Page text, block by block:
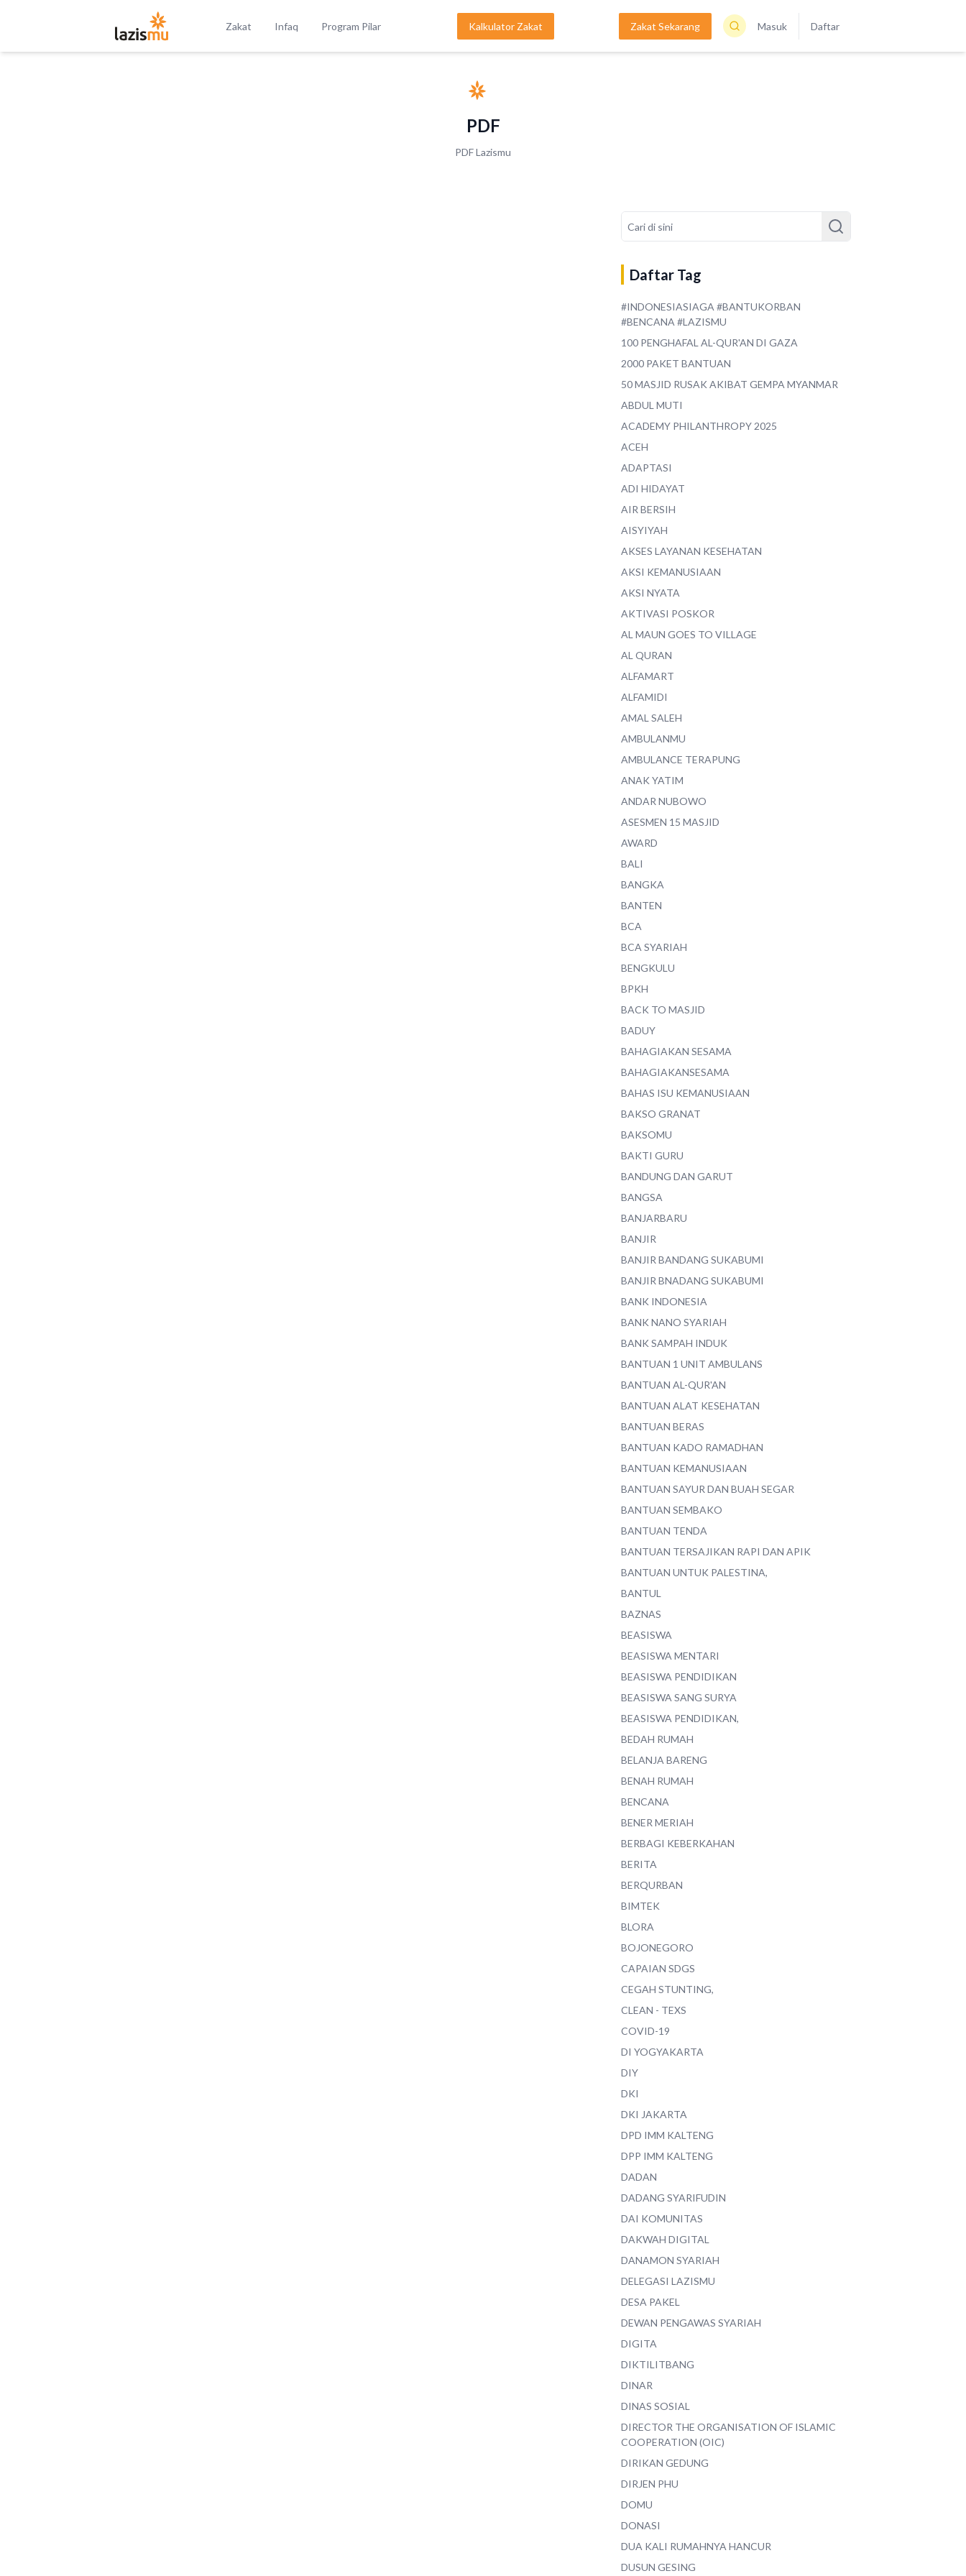
Zakat Infaq Program Pilar Kalkulator Zakat Zakat Sekarang Masuk Daftar
PDF
PDF Lazismu
Daftar Tag
#INDONESIASIAGA #BANTUKORBAN
#BENCANA #LAZISMU
100 PENGHAFAL AL-QUR'AN DI GAZA
2000 PAKET BANTUAN
50 MASJID RUSAK AKIBAT GEMPA MYANMAR
ABDUL MUTI
ACADEMY PHILANTHROPY 2025
ACEH
ADAPTASI
ADI HIDAYAT
AIR BERSIH
AISYIYAH
AKSES LAYANAN KESEHATAN
AKSI KEMANUSIAAN
AKSI NYATA
AKTIVASI POSKOR
AL MAUN GOES TO VILLAGE
AL QURAN
ALFAMART
ALFAMIDI
AMAL SALEH
AMBULANMU
AMBULANCE TERAPUNG
ANAK YATIM
ANDAR NUBOWO
ASESMEN 15 MASJID
AWARD
BALI
BANGKA
BANTEN
BCA
BCA SYARIAH
BENGKULU
BPKH
BACK TO MASJID
BADUY
BAHAGIAKAN SESAMA
BAHAGIAKANSESAMA
BAHAS ISU KEMANUSIAAN
BAKSO GRANAT
BAKSOMU
BAKTI GURU
BANDUNG DAN GARUT
BANGSA
BANJARBARU
BANJIR
BANJIR BANDANG SUKABUMI
BANJIR BNADANG SUKABUMI
BANK INDONESIA
BANK NANO SYARIAH
BANK SAMPAH INDUK
BANTUAN 1 UNIT AMBULANS
BANTUAN AL-QUR'AN
BANTUAN ALAT KESEHATAN
BANTUAN BERAS
BANTUAN KADO RAMADHAN
BANTUAN KEMANUSIAAN
BANTUAN SAYUR DAN BUAH SEGAR
BANTUAN SEMBAKO
BANTUAN TENDA
BANTUAN TERSAJIKAN RAPI DAN APIK
BANTUAN UNTUK PALESTINA,
BANTUL
BAZNAS
BEASISWA
BEASISWA MENTARI
BEASISWA PENDIDIKAN
BEASISWA SANG SURYA
BEASISWA PENDIDIKAN,
BEDAH RUMAH
BELANJA BARENG
BENAH RUMAH
BENCANA
BENER MERIAH
BERBAGI KEBERKAHAN
BERITA
BERQURBAN
BIMTEK
BLORA
BOJONEGORO
CAPAIAN SDGS
CEGAH STUNTING,
CLEAN - TEXS
COVID-19
DI YOGYAKARTA
DIY
DKI
DKI JAKARTA
DPD IMM KALTENG
DPP IMM KALTENG
DADAN
DADANG SYARIFUDIN
DAI KOMUNITAS
DAKWAH DIGITAL
DANAMON SYARIAH
DELEGASI LAZISMU
DESA PAKEL
DEWAN PENGAWAS SYARIAH
DIGITA
DIKTILITBANG
DINAR
DINAS SOSIAL
DIRECTOR THE ORGANISATION OF ISLAMIC
COOPERATION (OIC)
DIRIKAN GEDUNG
DIRJEN PHU
DOMU
DONASI
DUA KALI RUMAHNYA HANCUR
DUSUN GESING